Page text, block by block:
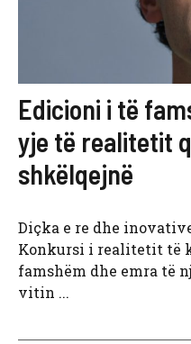
Edicioni i të
yje të realitetit
shkëlqejnë
Diçka e re dhe
Konkursi i realitetit të
famshëm dhe emra të
vitin ...